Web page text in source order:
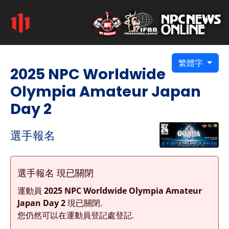
繁體字
2025 NPC Worldwide
Olympia Amateur Japan
Day 2
選手報名
選手報名 現已關閉
運動員 2025 NPC Worldwide Olympia Amateur
Japan Day 2現已關閉.
您仍然可以在運動員登記處登記.